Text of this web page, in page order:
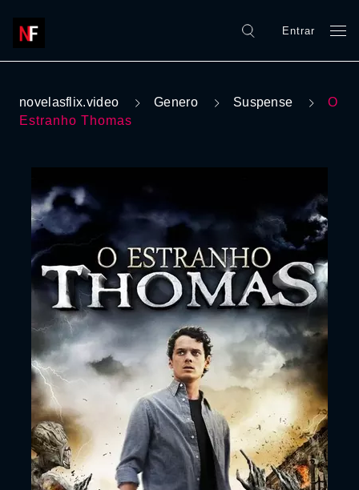
Entrar
novelasflix.video Genero Suspense
O
Estranho Thomas